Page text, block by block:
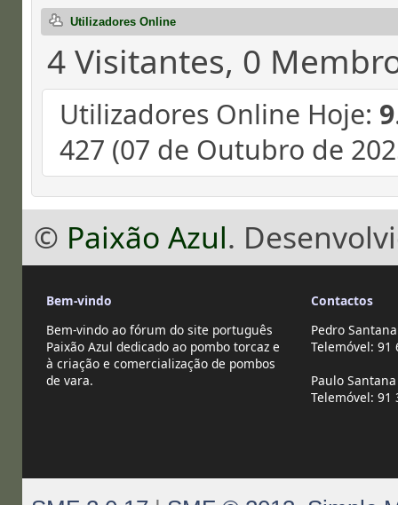
Utilizadores Online
4 Visitantes, 0
Utilizadores Online Hoje: 9
427 (07 de Outubro de
© Paixão Azul.
Bem-vindo
Bem-vindo ao fórum do site português
Paixão Azul dedicado ao pombo torcaz e
à criação e comercialização de pombos
de vara.
Contactos
Pedro
Telemóvel: 91
Paulo
Telemóvel: 91